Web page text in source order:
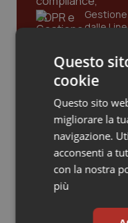
Marche
Piemonte
Provincia
Provincia
Puglia
Donna & Salute
HIV
Infezioni &
Ipertensione
Malattie rare
dalle
clinici ad
AI e
Questo
cookie
Questo sito
migliorare la
navigazione.
acconsenti a
con la nostra
più